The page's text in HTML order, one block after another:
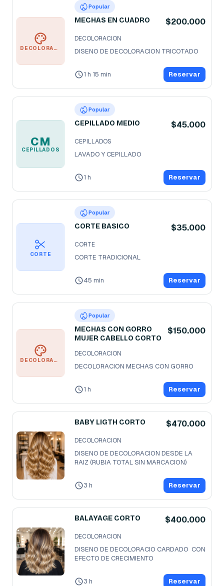
DECOLORACION
Popular
MECHAS EN CUADRO $200.000
DECOLORACION
DISENO DE DECOLORACION TRICOTADO
1 h 15 min Reservar
CM
CEPILLADOS
Popular
CEPILLADO MEDIO $45.000
CEPILLADOS
LAVADO Y CEPILLADO
1 h Reservar
CORTE
Popular
CORTE BASICO $35.000
CORTE
CORTE TRADICIONAL
45 min Reservar
DECOLORACION
Popular
MECHAS CON GORRO
MUJER CABELLO CORTO
$150.000
DECOLORACION
DECOLORACION MECHAS CON GORRO
1 h Reservar
BABY LIGTH CORTO $470.000
DECOLORACION
DISENO DE DECOLORACION DESDE LA
RAIZ (RUBIA TOTAL SIN MARCACION)
3 h Reservar
BALAYAGE CORTO $400.000
DECOLORACION
DISENO DE DECOLORACIO CARDADO  CON
EFECTO DE CRECIMIENTO
3 h Reservar